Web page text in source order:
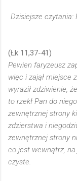
Dzisiejsze czytania:
(Łk 11,37-41)
Pewien faryzeusz
więc i zajął miejsce
wyraził zdziwienie,
to rzekł Pan do
zewnętrznej strony
zdzierstwa i
zewnętrznej strony
co jest wewnątrz, na
czyste.